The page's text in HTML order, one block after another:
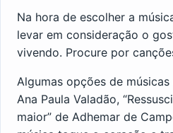
Na hora de escolher a
levar em consideração o
vivendo. Procure por
Algumas opções de
Ana Paula Valadão,
maior” de Adhemar de